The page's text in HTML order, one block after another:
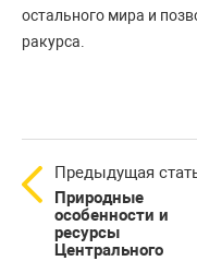
остального мира и
ракурса.
Предыдущая
Природные
особенности и
ресурсы
Центрального